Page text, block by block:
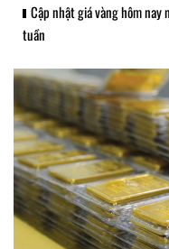
Cập nhật giá vàng hôm nay
tuần